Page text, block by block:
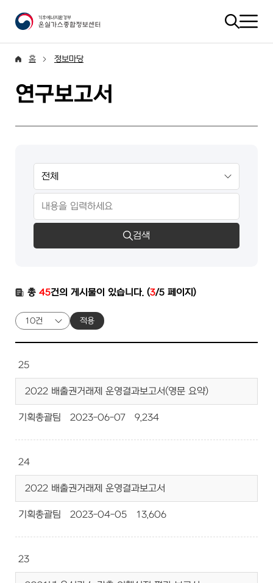
홈 정보마당
연구보고서
검색
총 45건의 게시물이 있습니다. (3/5 페이지)
적용
25
2022 배출권거래제 운영결과보고서(영문 요약)
기획총괄팀 2023-06-07 9,234
24
2022 배출권거래제 운영결과보고서
기획총괄팀 2023-04-05 13,606
23